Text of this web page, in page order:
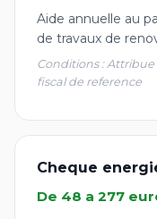
Aide annuelle au
de travaux de
Conditions :
fiscal de reference
Cheque
De 48 a 277